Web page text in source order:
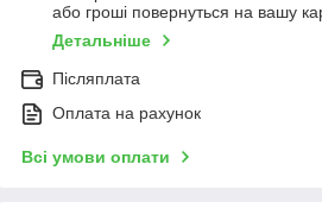
або гроші повернуться на вашу
Детальніше
Післяплата
Оплата на рахунок
Всі умови оплати